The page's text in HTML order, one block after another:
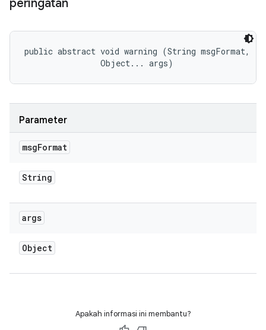
peringatan
public abstract void warning (String msgFormat,
                Object... args)
Parameter
msgFormat
String
args
Object
Apakah informasi ini membantu?